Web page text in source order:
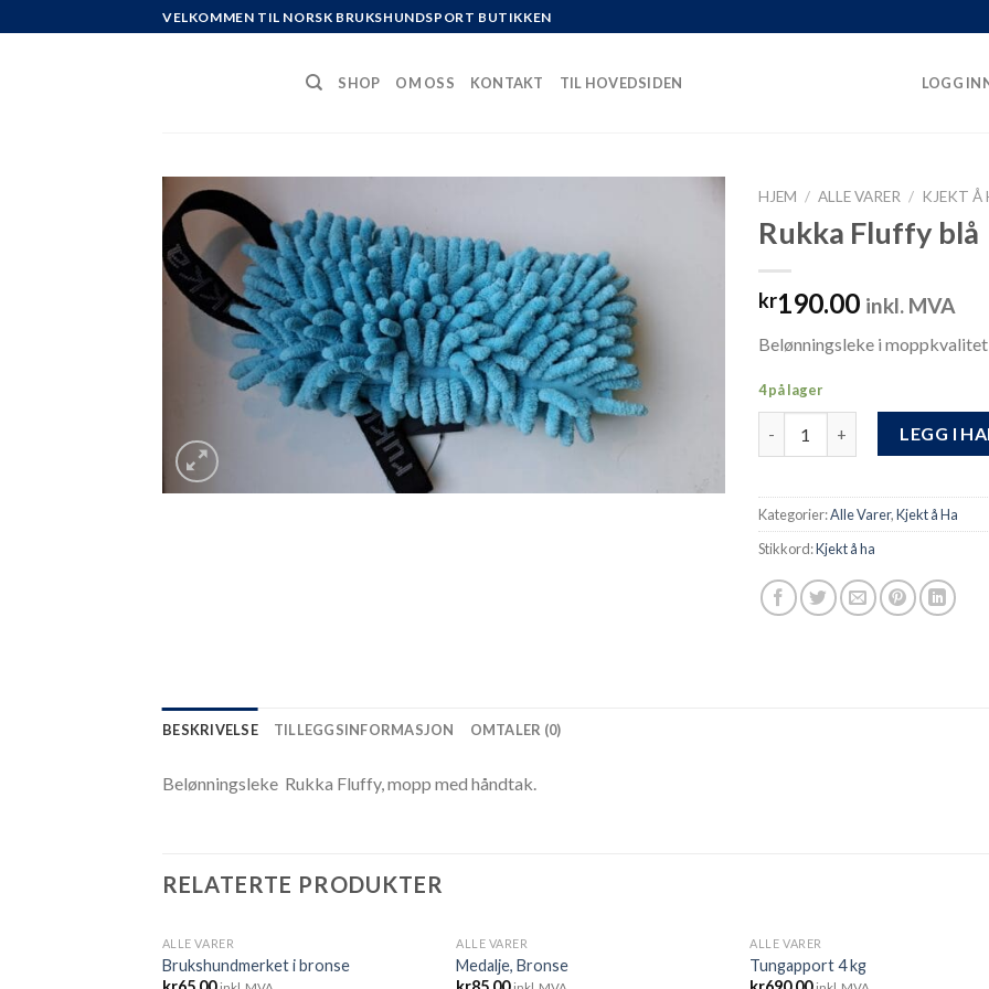
to
VELKOMMEN TIL NORSK BRUKSHUNDSPORT BUTIKKEN
SHOP OM OSS KONTAKT TIL HOVEDSIDEN LOGG
HJEM / ALLE VARER / KJEKT Å
Rukka Fluffy blå
kr190.00 inkl. MVA
Belønningsleke i moppkvalitet
4 på lager
LEGG I
Kategorier:Alle Varer,Kjekt å Ha
Stikkord:Kjekt å ha
BESKRIVELSE TILLEGGSINFORMASJON OMTALER (0)
Belønningsleke Rukka Fluffy, mopp med håndtak.
RELATERTE PRODUKTER
UTSOLGT
ALLE VARER
Brukshundmerket i bronse
UTSOLGT
ALLE VARER
Medalje, Bronse
ALLE VARER
Tungapport 4 kg